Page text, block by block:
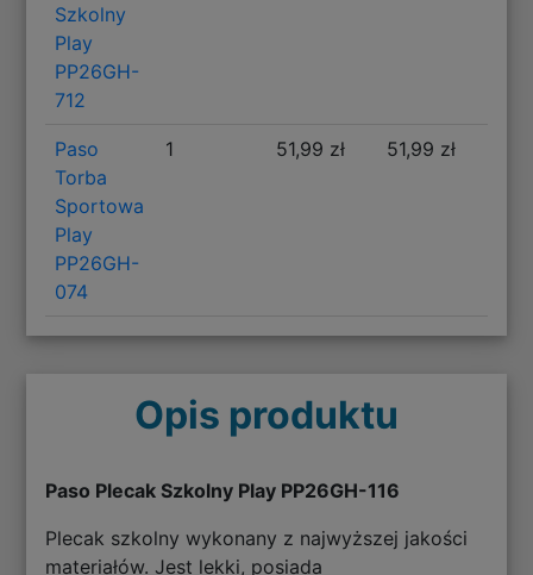
Szkolny
Play
PP26GH-
712
Paso
Torba
Sportowa
Play
PP26GH-
074
1 51,99 zł 51,99 zł
Opis produktu
Paso Plecak Szkolny Play PP26GH-116
Plecak szkolny wykonany z najwyższej jakości
materiałów. Jest lekki, posiada